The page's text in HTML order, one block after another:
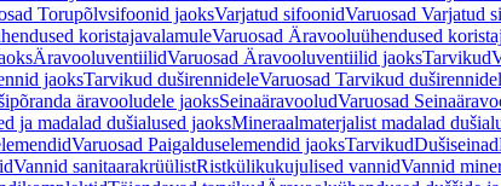
Torupõlvsifoonid jaoksVarjatud sifoonidVaruosad Varjatud
koristajavalamuleVaruosad Äravooluühendused
ÄravooluventiilidVaruosad Äravooluventiilid jaoksTarvikud
jaoksTarvikud duširennideleVaruosad Tarvikud
äravooludele jaoksSeinaäravooludVaruosad
ja madalad dušialused jaoksMineraalmaterjalist madalad
Varuosad Paigalduselemendid jaoksTarvikudDušiseinad
Vannid sanitaarakrüülistRistkülikukujulised vannidVannid